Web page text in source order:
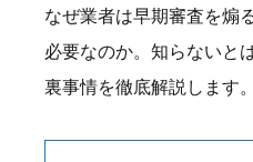
なぜ業者は早期審査を煽
必要なのか。知らないと
裏事情を徹底解説します。